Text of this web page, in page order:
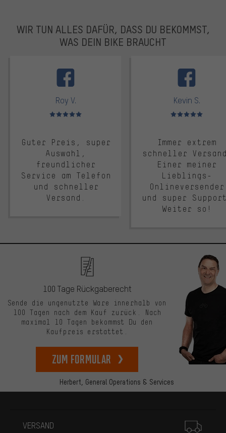
WIR TUN ALLES DAFÜR, DASS DU BEKOMMST,
WAS DEIN BIKE BRAUCHT
Roy V.
Bewertungen: 5 von 5
Guter Preis, super
Auswahl,
freundlicher
Service am Telefon
und schneller
Versand.
Kevin S.
Bewertungen: 5 von 5
Immer extrem
schneller
Einer meiner
Lieblings-
Onlineversender
und super
Weiter so!
Herbert, General Operations & Services
100 Tage Rückgaberecht
Sende die ungenutzte Ware innerhalb von
100 Tagen nach dem Kauf zurück. Nach
maximal 10 Tagen bekommst Du den
Kaufpreis erstattet.
zum Formular
VERSAND